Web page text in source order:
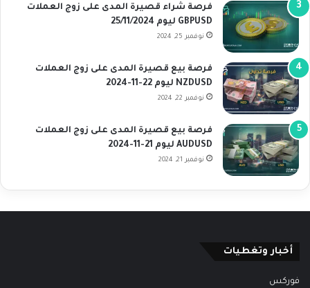
فرصة شراء قصيرة المدى على زوج العملات
GBPUSD ليوم 25/11/2024
نوفمبر 25, 2024
فرصة بيع قصيرة المدى على زوج العملات
NZDUSD ليوم 22-11-2024
نوفمبر 22, 2024
فرصة بيع قصيرة المدى على زوج العملات
AUDUSD ليوم 21-11-2024
نوفمبر 21, 2024
أخبار وتغطيات
فوركس